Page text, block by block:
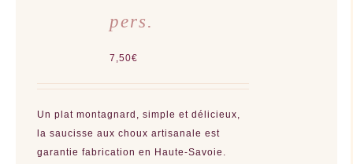
pers.
7,50€
Un plat montagnard, simple et délicieux,
la saucisse aux choux artisanale est
garantie fabrication en Haute-Savoie.